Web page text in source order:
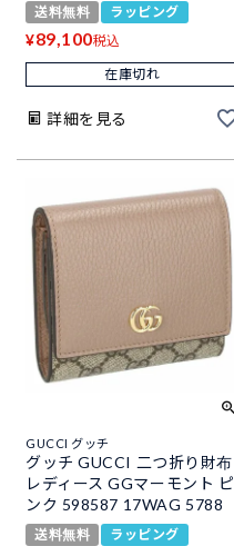
送料無料 ラッピング
¥89,100税込
在庫切れ
詳細を見る
GUCCI グッチ
グッチ GUCCI 二つ折り財布
レディース GGマーモント ピ
ンク 598587 17WAG 5788
送料無料 ラッピング